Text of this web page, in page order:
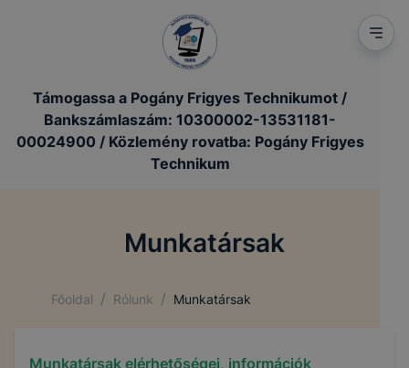
Támogassa a Pogány Frigyes Technikumot /
Bankszámlaszám: 10300002-13531181-
00024900 / Közlemény rovatba: Pogány Frigyes
Technikum
Munkatársak
Főoldal / Rólunk / Munkatársak
Munkatársak elérhetőségei, információk